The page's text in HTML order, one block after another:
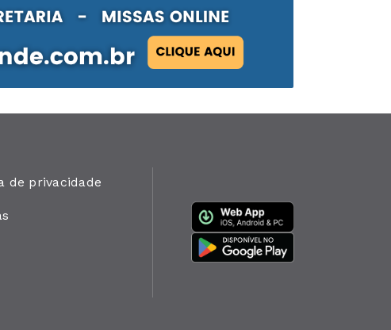
de privacidade